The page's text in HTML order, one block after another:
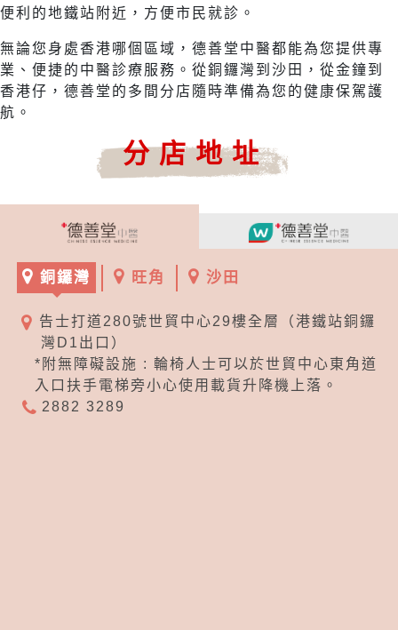
便利的地鐵站附近，方便市民就診。
無論您身處香港哪個區域，德善堂中醫都能為您提供專
業、便捷的中醫診療服務。從銅鑼灣到沙田，從金鐘到
香港仔，德善堂的多間分店隨時準備為您的健康保駕護
航。
分店地址
銅鑼灣 旺角 沙田
告士打道280號世貿中心29樓全層（港鐵站銅鑼
灣D1出口）
*附無障礙設施 : 輪椅人士可以於世貿中心東角道
入口扶手電梯旁小心使用載貨升降機上落。
2882 3289